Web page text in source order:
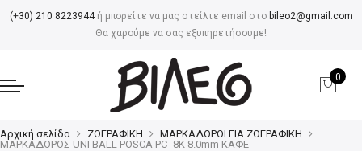
(+30) 210 8223944ή μπορείτε να μας στείλτε email στο bileo2@gmail.com
Θα χαρούμε να σας εξυπηρετήσουμε!
0
Αρχική σελίδα ΖΩΓΡΑΦΙΚΗ
ΜΑΡΚΑΔΟΡΟΙ ΓΙΑ ΖΩΓΡΑΦΙΚΗ
ΜΑΡΚΑΔΟΡΟΣ UNI BALL POSCA PC- 8K 8.0mm ΚΑΦΕ